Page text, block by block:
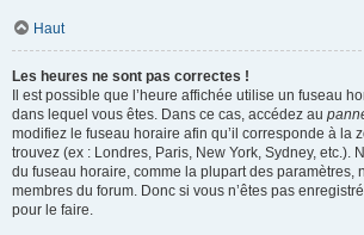
Haut
Les heures ne sont pas correctes !
Il est possible que l’heure affichée utilise un fuseau
dans lequel vous êtes. Dans ce cas, accédez au
modifiez le fuseau horaire afin qu’il corresponde à la
trouvez (ex : Londres, Paris, New York, Sydney, etc.).
du fuseau horaire, comme la plupart des paramètres,
membres du forum. Donc si vous n’êtes pas
pour le faire.